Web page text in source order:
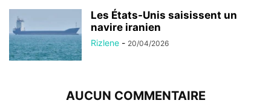
Les États-Unis saisissent un
navire iranien
Rizlene - 20/04/2026
AUCUN COMMENTAIRE